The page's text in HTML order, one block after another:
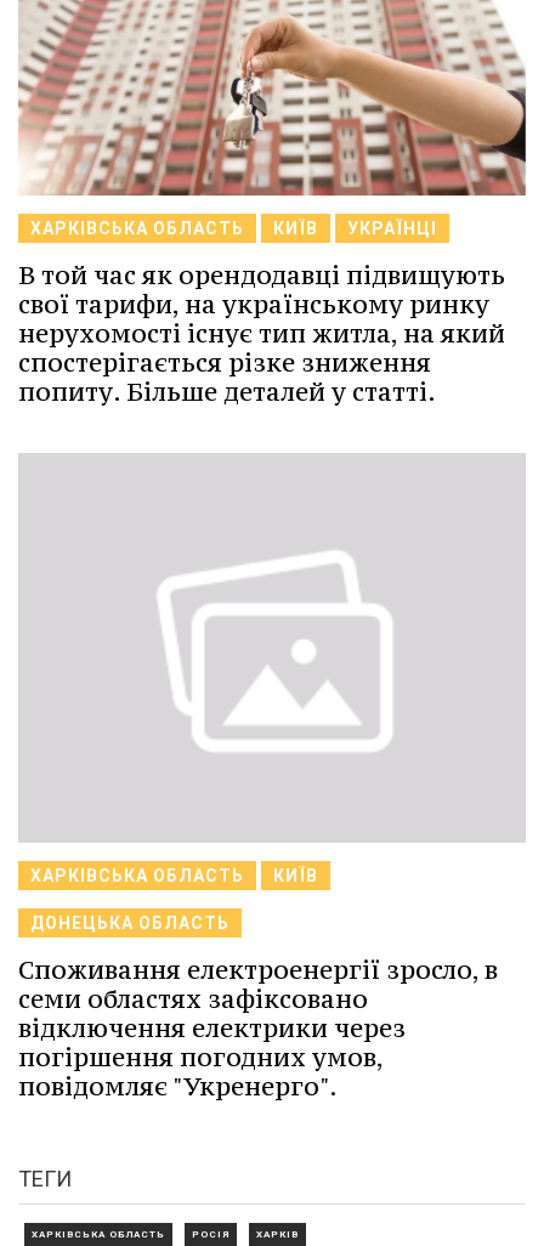
ХАРКІВСЬКА ОБЛАСТЬ КИЇВ УКРАЇНЦІ
В той час як орендодавці підвищують
свої тарифи, на українському ринку
нерухомості існує тип житла, на який
спостерігається різке зниження
попиту. Більше деталей у статті.
ХАРКІВСЬКА ОБЛАСТЬ КИЇВ
ДОНЕЦЬКА ОБЛАСТЬ
Споживання електроенергії зросло, в
семи областях зафіксовано
відключення електрики через
погіршення погодних умов,
повідомляє "Укренерго".
ТЕГИ
ХАРКІВСЬКА ОБЛАСТЬ РОСІЯ ХАРКІВ